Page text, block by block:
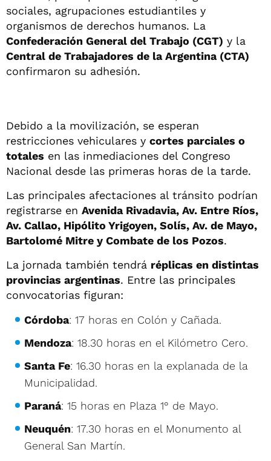
sociales, agrupaciones estudiantiles y
organismos de derechos humanos. La
Confederación General del Trabajo (CGT) y la
Central de Trabajadores de la Argentina (CTA)
confirmaron su adhesión.
Debido a la movilización, se esperan
restricciones vehiculares y cortes parciales o
totales en las inmediaciones del Congreso
Nacional desde las primeras horas de la tarde.
Las principales afectaciones al tránsito podrían
registrarse en Avenida Rivadavia, Av. Entre Ríos,
Av. Callao, Hipólito Yrigoyen, Solís, Av. de Mayo,
Bartolomé Mitre y Combate de los Pozos.
La jornada también tendrá réplicas en distintas
provincias argentinas. Entre las principales
convocatorias figuran:
Córdoba: 17 horas en Colón y Cañada.
Mendoza: 18.30 horas en el Kilómetro Cero.
Santa Fe: 16.30 horas en la explanada de la
Municipalidad.
Paraná: 15 horas en Plaza 1° de Mayo.
Neuquén: 17.30 horas en el Monumento al
General San Martín.